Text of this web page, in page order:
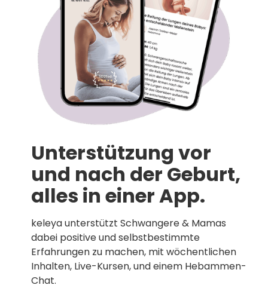
Unterstützung vor
und nach der Geburt,
alles in einer App.
keleya unterstützt Schwangere & Mamas
dabei positive und selbstbestimmte
Erfahrungen zu machen, mit wöchentlichen
Inhalten, Live-Kursen, und einem Hebammen-
Chat.